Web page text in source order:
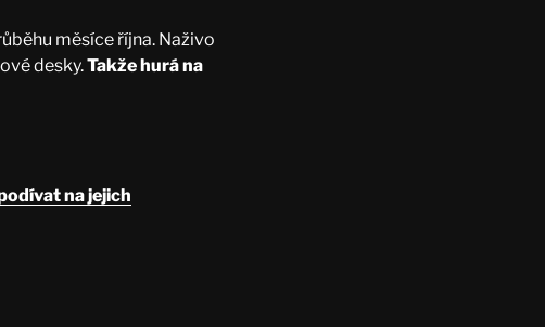
měsíce října. Naživo
desky.Takže hurá na
na jejich